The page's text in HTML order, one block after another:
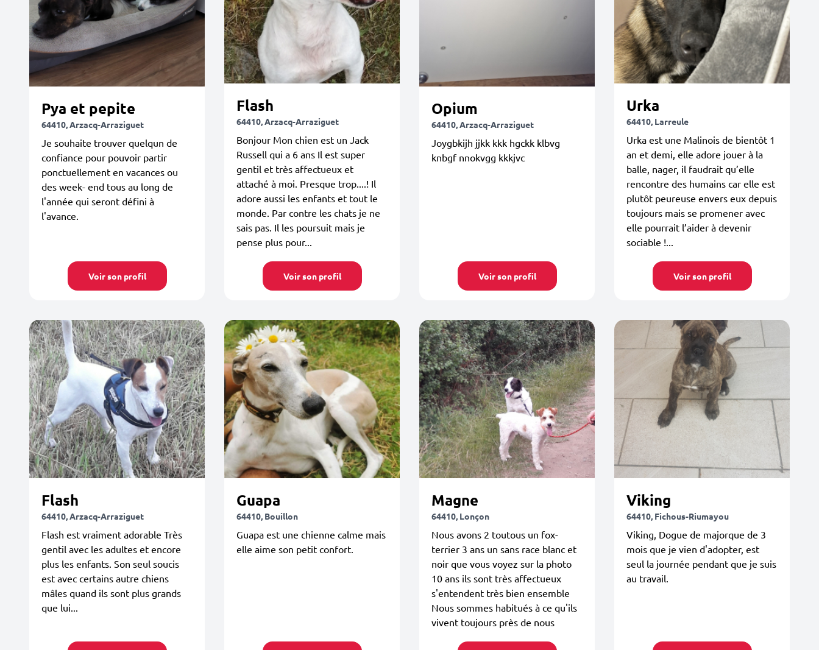
Pya et pepite
64410, Arzacq-Arraziguet
Je souhaite trouver quelqun de
confiance pour pouvoir partir
ponctuellement en vacances ou
des week- end tous au long de
l'année qui seront défini à
l'avance.
Voir son profil
Flash
64410, Arzacq-Arraziguet
Bonjour Mon chien est un Jack
Russell qui a 6 ans Il est super
gentil et très affectueux et
attaché à moi. Presque trop....! Il
adore aussi les enfants et tout le
monde. Par contre les chats je ne
sais pas. Il les poursuit mais je
pense plus pour...
Voir son profil
Opium
64410, Arzacq-Arraziguet
Joygbkijh jjkk kkk hgckk klbvg
knbgf nnokvgg kkkjvc
Voir son profil
Urka
64410, Larreule
Urka est une Malinois de bientôt 1
an et demi, elle adore jouer à la
balle, nager, il faudrait qu’elle
rencontre des humains car elle est
plutôt peureuse envers eux depuis
toujours mais se promener avec
elle pourrait l’aider à devenir
sociable !...
Voir son profil
Flash
64410, Arzacq-Arraziguet
Flash est vraiment adorable Très
gentil avec les adultes et encore
plus les enfants. Son seul soucis
est avec certains autre chiens
mâles quand ils sont plus grands
que lui...
Guapa
64410, Bouillon
Guapa est une chienne calme mais
elle aime son petit confort.
Magne
64410, Lonçon
Nous avons 2 toutous un fox-
terrier 3 ans un sans race blanc et
noir que vous voyez sur la photo
10 ans ils sont très affectueux
s'entendent très bien ensemble
Nous sommes habitués à ce qu'ils
vivent toujours près de nous
Viking
64410, Fichous-Riumayou
Viking, Dogue de majorque de 3
mois que je vien d'adopter, est
seul la journée pendant que je suis
au travail.